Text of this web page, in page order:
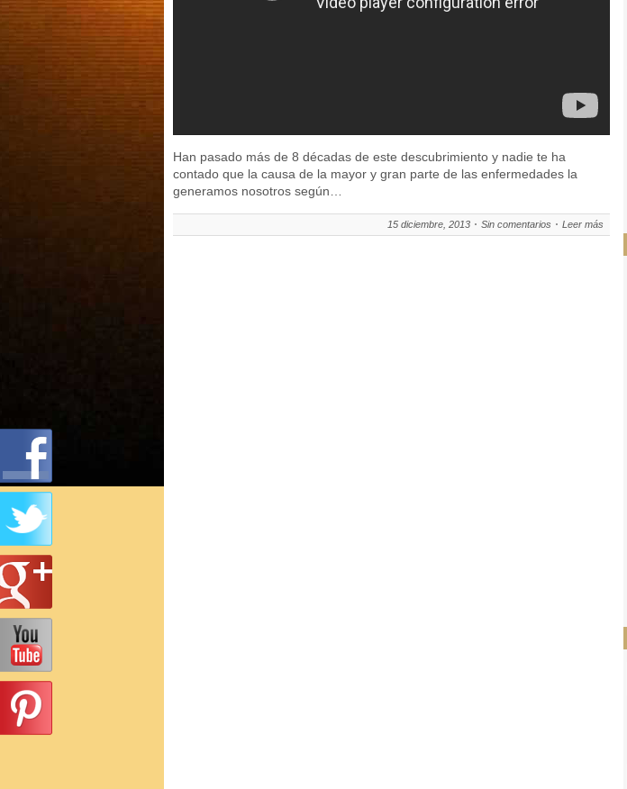
Han pasado más de 8 décadas de este descubrimiento y nadie te ha
contado que la causa de la mayor y gran parte de las enfermedades la
generamos nosotros según…
15 diciembre, 2013 Sin comentarios Leer más